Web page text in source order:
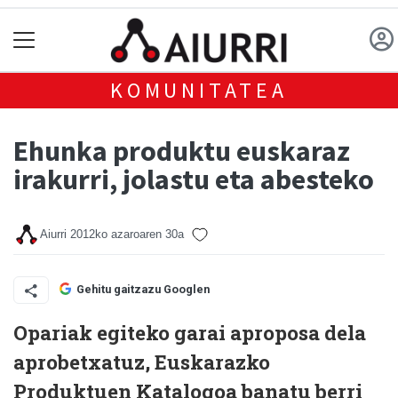
KOMUNITATEA
Ehunka produktu euskaraz
irakurri, jolastu eta abesteko
Aiurri 2012ko azaroaren 30a
Gehitu gaitzazu Googlen
Opariak egiteko garai aproposa dela
aprobe­txatuz, Euskarazko
Produktuen Katalogoa banatu berri